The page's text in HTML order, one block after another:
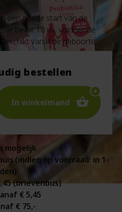
een goede start van de
bevat 18 ml, voldoende
vanaf de geboorte.
bestellen
In winkelmand
mogelijk
(indien op voorraad: in 1-
(brievenbus)
€ 5,45
€ 75,-